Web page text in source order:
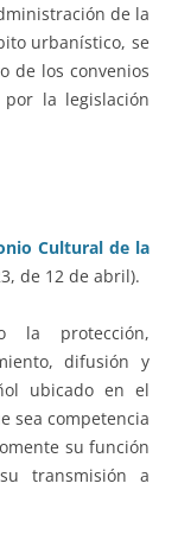
de la
urbanístico, se
de los convenios
la legislación
Cultural de la
de 12 de abril).
protección,
difusión y
ubicado en el
sea competencia
su función
transmisión a